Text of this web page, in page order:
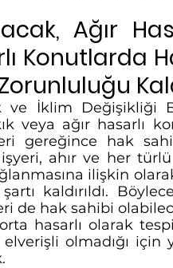
Ağır
Konutlarda
ve İklim Değişikliği
veya ağır hasarlı
gereğince hak
ahır ve her
ilişkin
kaldırıldı.
de hak sahibi
hasarlı olarak
olmadığı için